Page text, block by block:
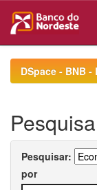
navigationDSpace - BNB
Pesquisar:
por